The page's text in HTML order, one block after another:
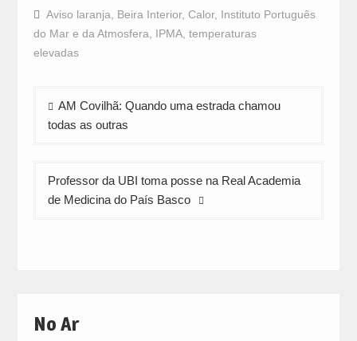
Facebook
(Opens
in
new
window)
WhatsApp
(Opens
in
new
Twitter
(Opens
in
new
Aviso laranja Beira Interior, Calor, Instituto Português
do Mar e da Atmosfera
IPMA, temperaturas
elevadas
Navegação
de
AM Covilhã: Quando uma estrada chamou
todas as outras
Professor da UBI toma posse na Real Academia
de Medicina do País Basco
No Ar